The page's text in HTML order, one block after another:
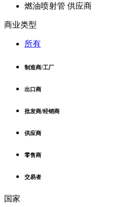
燃油喷射管 供应商
商业类型
所有
制造商/工厂
出口商
批发商/经销商
供应商
零售商
交易者
国家